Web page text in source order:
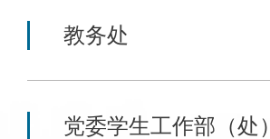
教务处
党委学生工作部（处）